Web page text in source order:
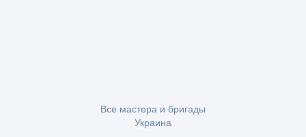
Все мастера и бригады
Украина